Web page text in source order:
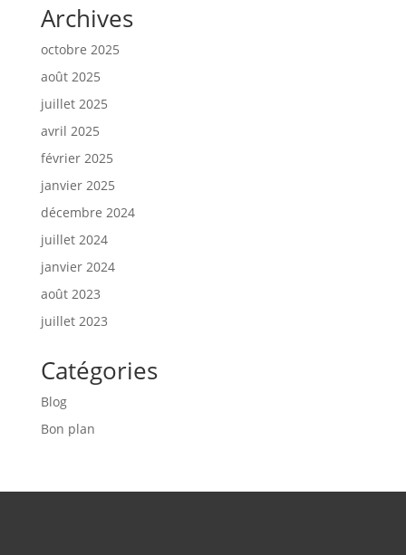
Archives
octobre 2025
août 2025
juillet 2025
avril 2025
février 2025
janvier 2025
décembre 2024
juillet 2024
janvier 2024
août 2023
juillet 2023
Catégories
Blog
Bon plan